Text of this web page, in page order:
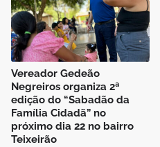
Vereador Gedeão
Negreiros organiza 2ª
edição do “Sabadão da
Família Cidadã” no
próximo dia 22 no bairro
Teixeirão